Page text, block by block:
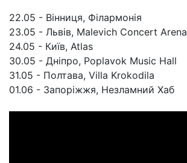
22.05 - Вінниця, Філармонія
23.05 - Львів, Malevich Concert Arena
24.05 - Київ, Atlas
30.05 - Дніпро, Poplavok Music Hall
31.05 - Полтава, Villa Krokodila
01.06 - Запоріжжя, Незламний Хаб